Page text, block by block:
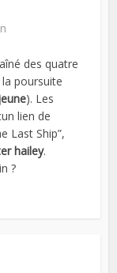
des quatre
la poursuite
). Les
lien de
Last Ship”,
hailey.
?